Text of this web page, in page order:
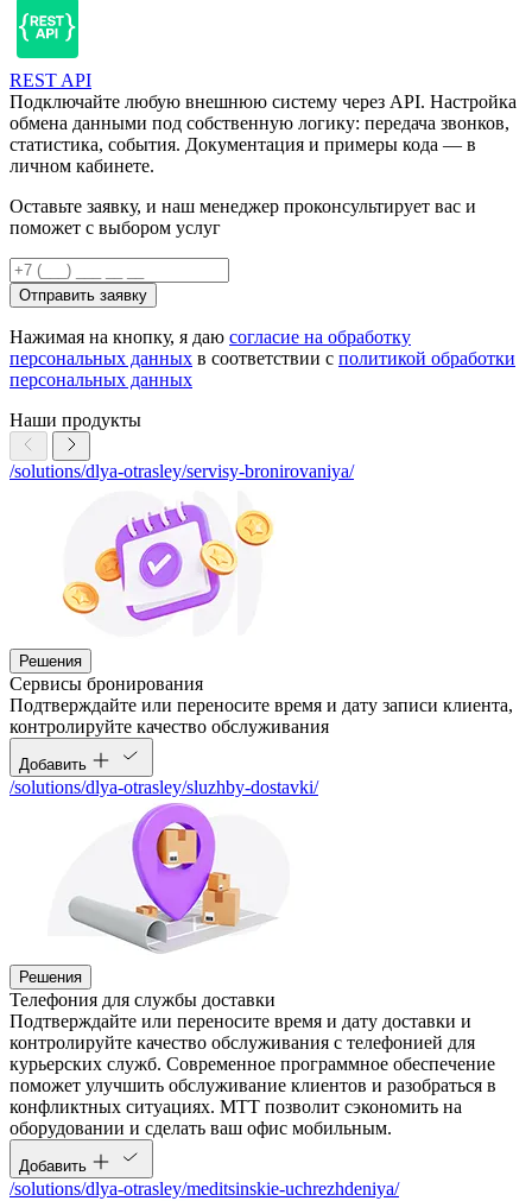
REST API
Подключайте любую внешнюю систему через API. Настройка
обмена данными под собственную логику: передача звонков,
статистика, события. Документация и примеры кода — в
личном кабинете.
Оставьте заявку, и наш менеджер проконсультирует вас и
поможет с выбором услуг
Отправить заявку
Нажимая на кнопку, я даю согласие на обработку
персональных данных в соответствии с политикой обработки
персональных данных
Наши продукты
/solutions/dlya-otrasley/servisy-bronirovaniya/
Решения
Сервисы бронирования
Подтверждайте или переносите время и дату записи клиента,
контролируйте качество обслуживания
Добавить
/solutions/dlya-otrasley/sluzhby-dostavki/
Решения
Телефония для службы доставки
Подтверждайте или переносите время и дату доставки и
контролируйте качество обслуживания c телефонией для
курьерских служб. Современное программное обеспечение
поможет улучшить обслуживание клиентов и разобраться в
конфликтных ситуациях. МТТ позволит сэкономить на
оборудовании и сделать ваш офис мобильным.
Добавить
/solutions/dlya-otrasley/meditsinskie-uchrezhdeniya/